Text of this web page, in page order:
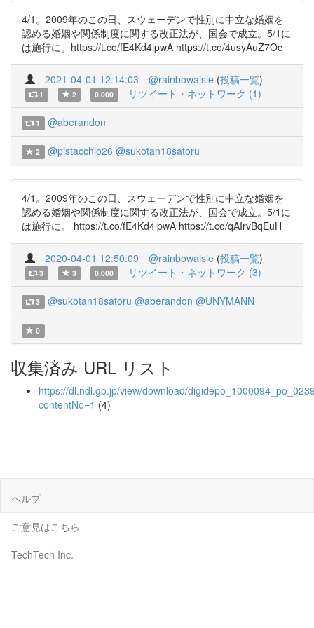
4/1。2009年のこの日、スウェーデンで性別に中立な婚姻を
認める婚姻や関係制度に関する改正法が、国会で成立。5/1に
は施行に。https://t.co/fE4Kd4lpwA https://t.co/4usyAuZ7Oc
2021-04-01 12:14:03 @rainbowaisle (投稿一覧)
1 2 0.000 リツイート・ネットワーク (1)
1 @aberandon
2 @pistacchio26 @sukotan18satoru
4/1。2009年のこの日、スウェーデンで性別に中立な婚姻を
認める婚姻や関係制度に関する改正法が、国会で成立。5/1に
は施行に。 https://t.co/fE4Kd4lpwA https://t.co/qAIrvBqEuH
2020-04-01 12:50:09 @rainbowaisle (投稿一覧)
3 3 0.000 リツイート・ネットワーク (3)
3 @sukotan18satoru @aberandon @UNYMANN
0
収集済み URL リスト
https://dl.ndl.go.jp/view/download/
contentNo=1 (4)
ヘルプ
ご意見はこちら
TechTech Inc.